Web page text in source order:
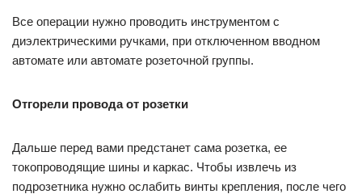
Все операции нужно проводить инструментом с
диэлектрическими ручками, при отключенном вводном
автомате или автомате розеточной группы.
Отгорели провода от розетки
Дальше перед вами предстанет сама розетка, ее
токопроводящие шины и каркас. Чтобы извлечь из
подрозетника нужно ослабить винты крепления, после чего